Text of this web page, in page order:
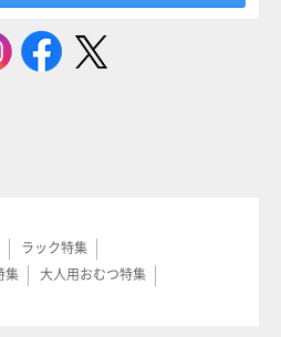
ラック特集
集
大人用おむつ特集